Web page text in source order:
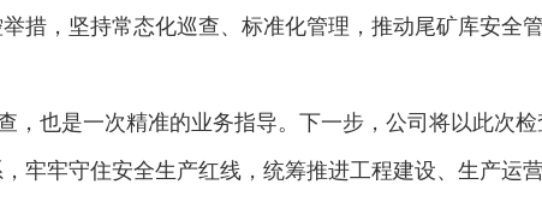
措，坚持常态化巡查、标准化管理，推动尾矿库安全
也是一次精准的业务指导。下一步，公司将以此次检
牢牢守住安全生产红线，统筹推进工程建设、生产运